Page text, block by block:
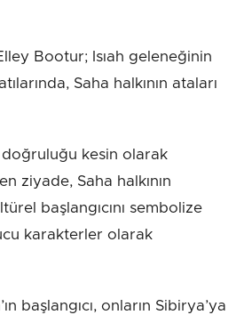
Bootur; Isıah geleneğinin
Saha halkının ataları
kesin olarak
ziyade, Saha halkının
başlangıcını sembolize
karakterler olarak
başlangıcı, onların Sibirya’ya